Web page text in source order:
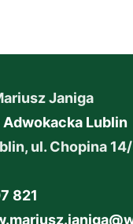
Janiga
Adwokacka Lublin
ul. Chopina
821